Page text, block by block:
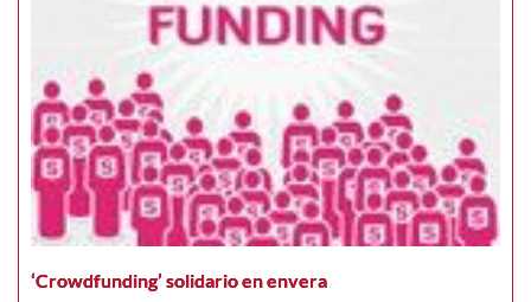
‘Crowdfunding’ solidario en envera